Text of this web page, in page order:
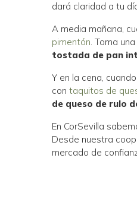
dará claridad a tu
A media mañana,
pimentón. Toma
tostada de pan
Y en la cena,
contaquitos de
de queso de rulo
En CorSevilla
Desde nuestra
mercado de